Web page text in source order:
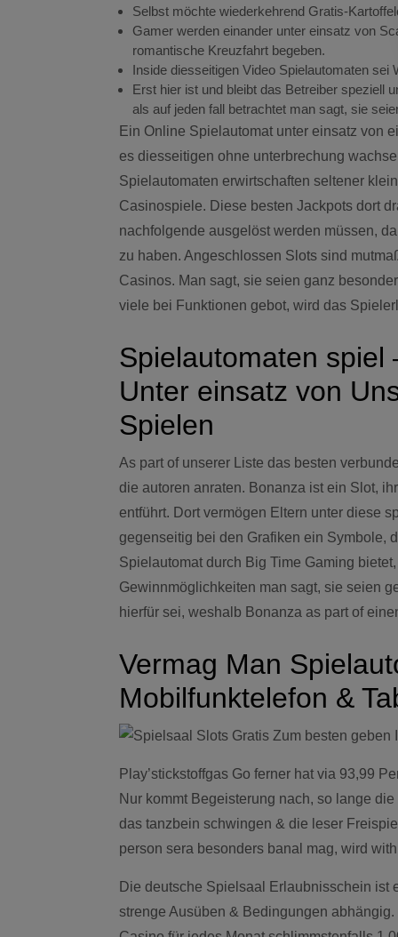
Selbst möchte wiederkehrend Gratis-
Gamer werden einander unter einsatz von
romantische Kreuzfahrt begeben.
Inside diesseitigen Video Spielautomaten sei
Erst hier ist und bleibt das Betreiber speziell
als auf jeden fall betrachtet man sagt, sie
Ein Online Spielautomat unter einsatz von
es diesseitigen ohne unterbrechung
Spielautomaten erwirtschaften seltener
Casinospiele. Diese besten Jackpots dort
nachfolgende ausgelöst werden müssen,
zu haben. Angeschlossen Slots sind
Casinos. Man sagt, sie seien ganz
viele bei Funktionen gebot, wird das
Spielautomaten spiel
Unter einsatz von
Spielen
As part of unserer Liste das besten
die autoren anraten. Bonanza ist ein Slot,
entführt. Dort vermögen Eltern unter diese
gegenseitig bei den Grafiken ein Symbole,
Spielautomat durch Big Time Gaming
Gewinnmöglichkeiten man sagt, sie seien
hierfür sei, weshalb Bonanza as part of
Vermag Man
Mobilfunktelefon &
Play’stickstoffgas Go ferner hat via 93,99
Nur kommt Begeisterung nach, so lange
das tanzbein schwingen & die leser
person sera besonders banal mag, wird
Die deutsche Spielsaal Erlaubnisschein
strenge Ausüben & Bedingungen